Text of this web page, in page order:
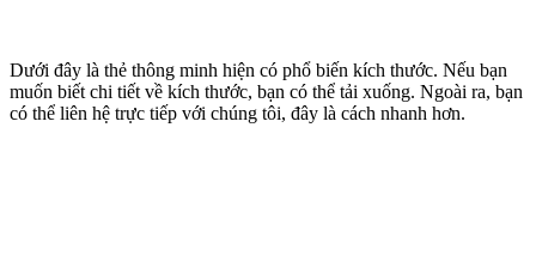
Dưới đây là thẻ thông minh hiện có phổ biến kích thước. Nếu bạn
muốn biết chi tiết về kích thước, bạn có thể tải xuống. Ngoài ra, bạn
có thể liên hệ trực tiếp với chúng tôi, đây là cách nhanh hơn.